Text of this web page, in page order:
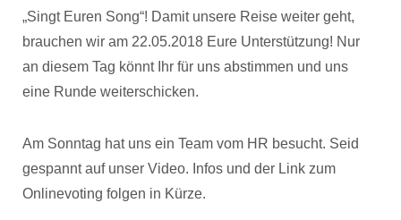
„Singt Euren Song“! Damit unsere Reise weiter geht,
brauchen wir am 22.05.2018 Eure Unterstützung! Nur
an diesem Tag könnt Ihr für uns abstimmen und uns
eine Runde weiterschicken.
Am Sonntag hat uns ein Team vom HR besucht. Seid
gespannt auf unser Video. Infos und der Link zum
Onlinevoting folgen in Kürze.